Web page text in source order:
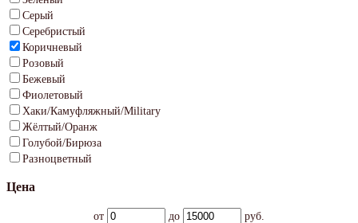
Серый
Серебристый
Коричневый
Розовый
Бежевый
Фиолетовый
Хаки/Камуфляжный/Military
Жёлтый/Оранж
Голубой/Бирюза
Разноцветный
Цена
от до
руб.